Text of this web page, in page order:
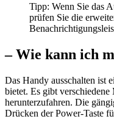
Tipp: Wenn Sie das
prüfen Sie die
– Wie kann ich
Das Handy ausschalten ist
bietet. Es gibt
herunterzufahren. Die
Drücken der Power-Taste